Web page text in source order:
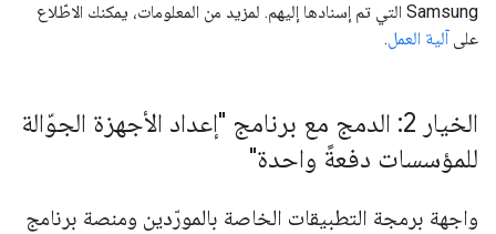
Samsung التي تم إسنادها إليهم. لمزيد من المعلومات، يمكنك الاطّلاع
على آلية العمل.
الخيار 2: الدمج مع برنامج "إعداد الأجهزة الجوّالة
للمؤسسات دفعةً واحدة"
واجهة برمجة التطبيقات الخاصة بالمورّدين ومنصة برنامج